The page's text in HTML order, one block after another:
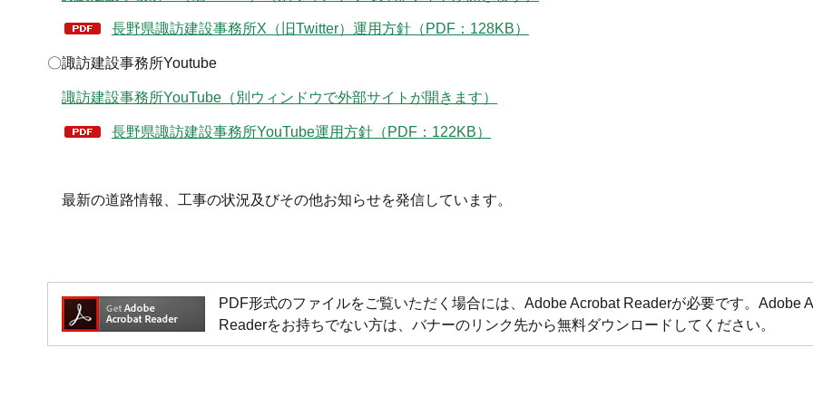
長野県諏訪建設事務所X（旧Twitter）運用方針（PDF：128KB）
〇諏訪建設事務所Youtube
諏訪建設事務所YouTube（別ウィンドウで外部サイトが開きます）
長野県諏訪建設事務所YouTube運用方針（PDF：122KB）
最新の道路情報、工事の状況及びその他お知らせを発信しています。
PDF形式のファイルをご覧いただく場合には、Adobe Acrobat Readerが必要です。Adobe
Readerをお持ちでない方は、バナーのリンク先から無料ダウンロードしてください。